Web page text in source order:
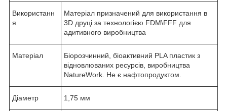
Використанн
я
Матеріал призначений для використання в
3D друці за технологією FDM\FFF для
адитивного виробництва
Матеріал
Біорозчинний, біоактивний PLA пластик з
відновлюваних ресурсів, виробництва
NatureWork. Не є нафтопродуктом.
Діаметр 1,75 мм